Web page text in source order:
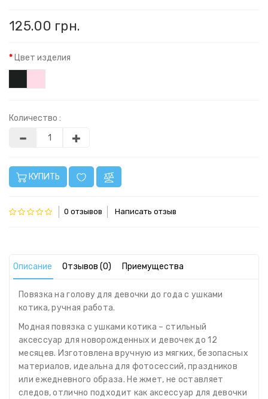
125.00 грн.
Цвет изделия
Количество :
КУПИТЬ
0 отзывов Написать отзыв
Описание Отзывов (0) Приемущества
Повязка на голову для девочки до года с ушками
котика, ручная работа.
Модная повязка с ушками котика – стильный
аксессуар для новорожденных и девочек до 12
месяцев. Изготовлена ​​вручную из мягких, безопасных
материалов, идеальна для фотосессий, праздников
или ежедневного образа. Не жмет, не оставляет
следов, отлично подходит как аксессуар для девочки